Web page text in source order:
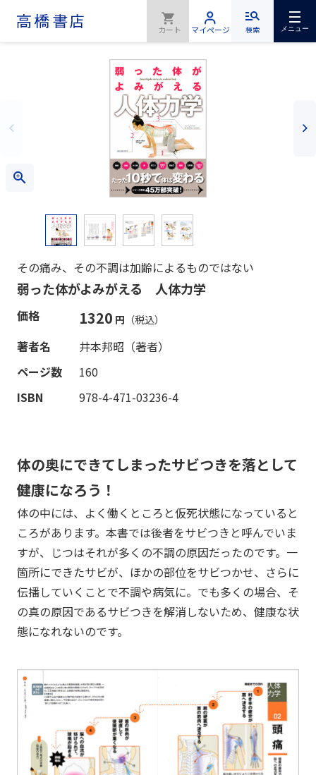
検索 メニュー
その痛み、その不調は加齢によるものではない
弱った体がよみがえる 人体力学
価格 1320 円 （税込）
著者名
井本邦昭（著者）
ページ数
160
ISBN
978-4-471-03236-4
体の奥にできてしまったサビつきを落として
健康になろう！
体の中には、よく働くところと仮死状態になっていると
ころがあります。本書では後者をサビつきと呼んでいま
すが、じつはそれが多くの不調の原因だったのです。一
箇所にできたサビが、ほかの部位をサビつかせ、さらに
伝播していくことで不調や病気に。でも多くの場合、そ
の真の原因であるサビつきを解消しないため、健康な状
態になれないのです。